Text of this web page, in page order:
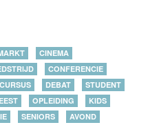
CINEMA
CONFERENCIE
CURSUS DEBAT
STUDENT
OPLEIDING
KIDS
SENIORS
AVOND